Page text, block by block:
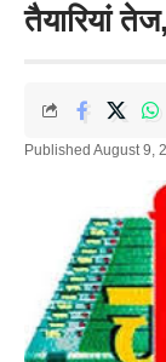
तैयारियां
Published August 9,